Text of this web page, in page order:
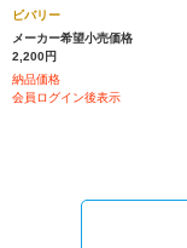
ビバリー
メーカー希望小売価格
2,200円
納品価格
会員ログイン後表示